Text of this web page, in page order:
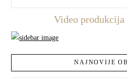
Video
NAJNOVIJE